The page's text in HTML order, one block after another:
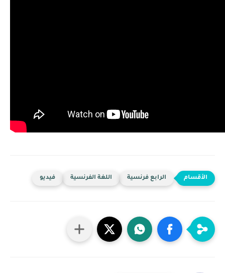
الرابع فرنسية اللغة الفرنسية فيديو